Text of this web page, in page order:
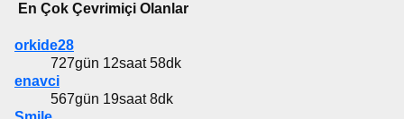
En Çok Çevrimiçi Olanlar
orkide28
727gün 12saat 58dk
enavci
567gün 19saat 8dk